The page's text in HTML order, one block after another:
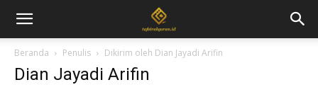
Beranda Penulis Dikirim oleh Dian Jayadi Arifin
Dian Jayadi Arifin